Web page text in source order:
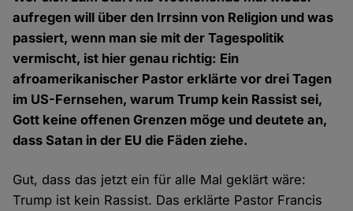
aufregen will über den Irrsinn von Religion und was
passiert, wenn man sie mit der Tagespolitik
vermischt, ist hier genau richtig: Ein
afroamerikanischer Pastor erklärte vor drei Tagen
im US-Fernsehen, warum Trump kein Rassist sei,
Gott keine offenen Grenzen möge und deutete an,
dass Satan in der EU die Fäden ziehe.
Gut, dass das jetzt ein für alle Mal geklärt wäre:
Trump ist kein Rassist. Das erklärte Pastor Francis